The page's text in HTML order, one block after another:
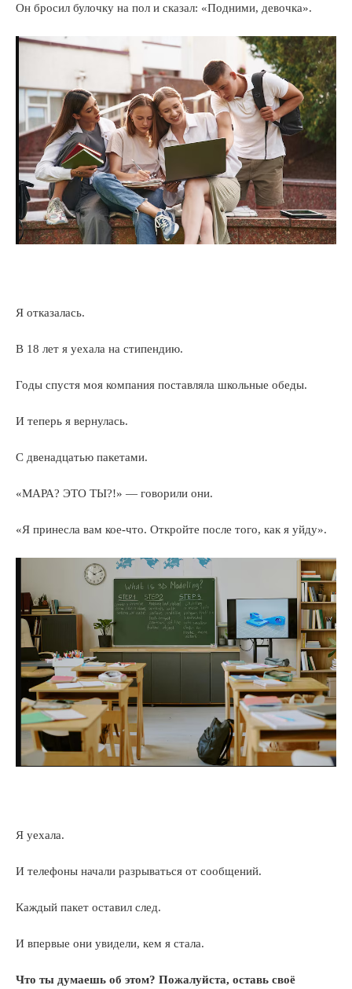
Он бросил булочку на пол и сказал: «Подними, девочка».
Я отказалась.
В 18 лет я уехала на стипендию.
Годы спустя моя компания поставляла школьные обеды.
И теперь я вернулась.
С двенадцатью пакетами.
«МАРА? ЭТО ТЫ?!» — говорили они.
«Я принесла вам кое-что. Откройте после того, как я уйду».
Я уехала.
И телефоны начали разрываться от сообщений.
Каждый пакет оставил след.
И впервые они увидели, кем я стала.
Что ты думаешь об этом? Пожалуйста, оставь своё